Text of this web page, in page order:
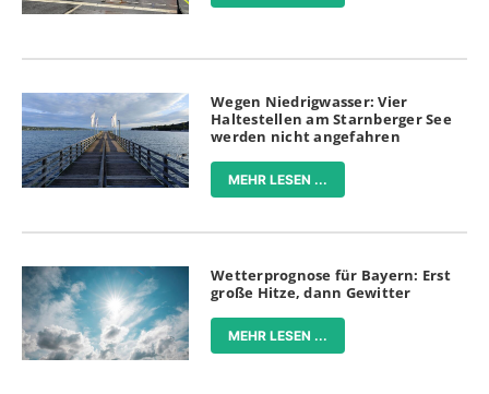
Wegen Niedrigwasser: Vier
Haltestellen am Starnberger See
werden nicht angefahren
MEHR LESEN ...
Wetterprognose für Bayern: Erst
große Hitze, dann Gewitter
MEHR LESEN ...